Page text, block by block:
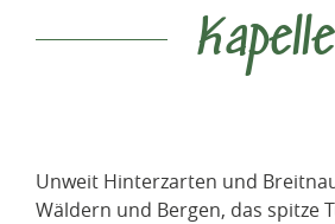
Kapelle
Unweit Hinterzarten und
Wäldern und Bergen, das spitze